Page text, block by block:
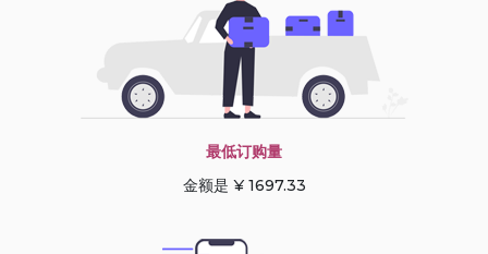
最低订购量
金额是 ¥ 1697.33